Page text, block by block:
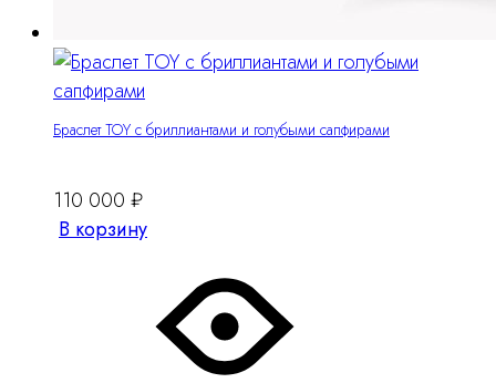
Браслет TOY с бриллиантами и голубыми сапфирами
110 000 ₽
В корзину